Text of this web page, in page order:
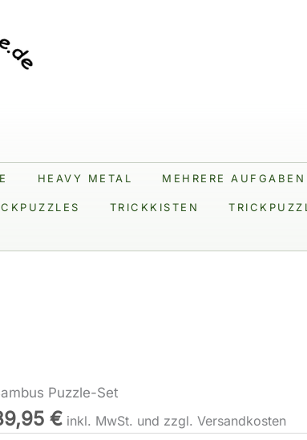
HEAVY METAL MEHRERE AUFGABEN
TRICKKISTEN
Puzzle-Set
€ inkl. MwSt. und zzgl. Versandkosten